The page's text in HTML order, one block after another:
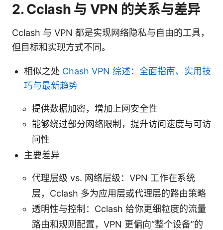
2. Cclash 与 VPN 的关系与差异
Cclash 与 VPN 都是实现网络隐私与自由的工具，
但目标和实现方式不同。
相似之处 Chash VPN 综述：全面指南、实用技
巧与最新趋势
提供数据加密，增加上网安全性
能够绕过部分网络限制，提升访问速度与可访
问性
主要差异
代理层级 vs. 网络层级：VPN 工作在系统
层，Cclash 多为应用层或代理层的路由策略
透明性与控制：Cclash 给你更细粒度的流量
路由和规则配置，VPN 更偏向“整个设备”的